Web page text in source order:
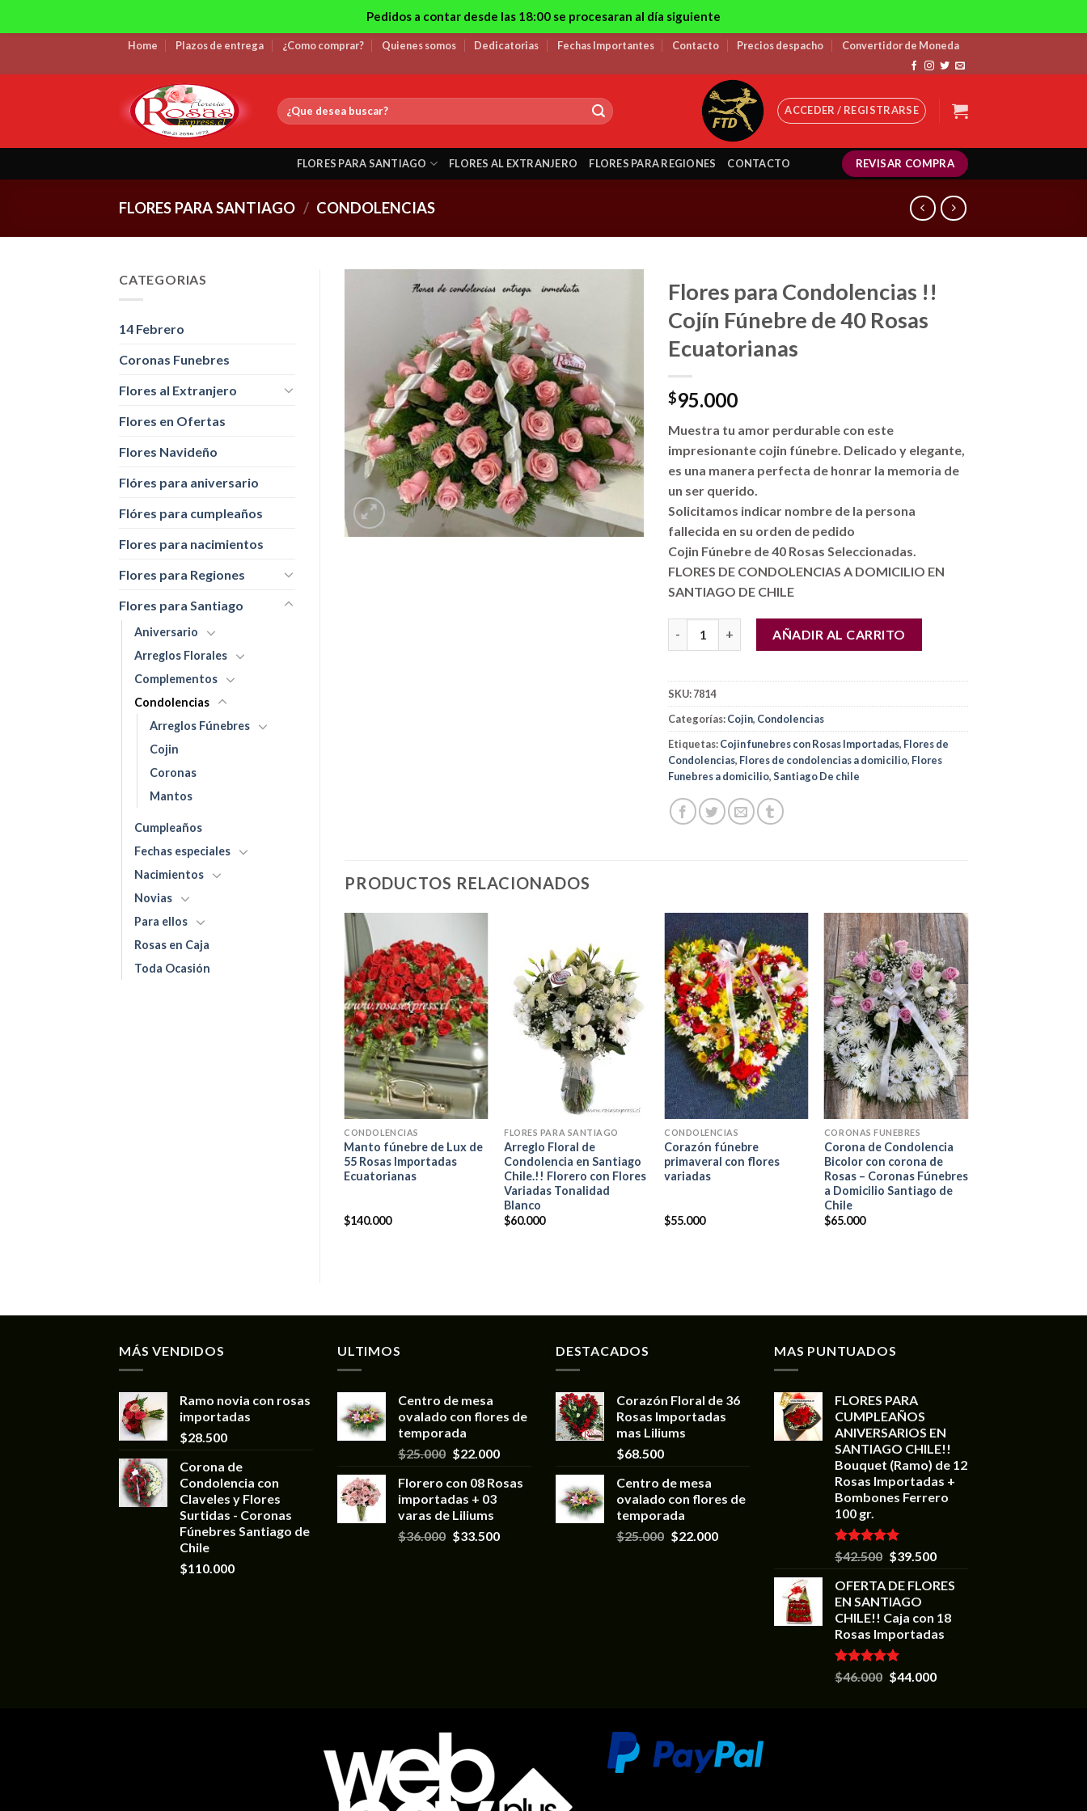
Home Plazos de entrega ¿Como comprar? Quienes somos Dedicatorias Fechas Importantes Contacto Precios despacho Convertidor de Moneda
Buscar
por:
ACCEDER / REGISTRARSE
FLORES PARA SANTIAGO FLORES AL EXTRANJERO FLORES PARA REGIONES CONTACTO REVISAR COMPRA
FLORES PARA SANTIAGO / CONDOLENCIAS
CATEGORIAS
14 Febrero
Coronas Funebres
Flores al Extranjero
Flores en Ofertas
Flores Navideño
Flóres para aniversario
Flóres para cumpleaños
Flores para nacimientos
Flores para Regiones
Flores para Santiago
Aniversario
Arreglos Florales
Complementos
Condolencias
Arreglos Fúnebres
Cojin
Coronas
Mantos
Cumpleaños
Fechas especiales
Nacimientos
Novias
Para ellos
Rosas en Caja
Toda Ocasión
Flores para Condolencias !!
Cojín Fúnebre de 40 Rosas
Ecuatorianas
$95.000
Muestra tu amor perdurable con este
impresionante cojin fúnebre. Delicado y elegante,
es una manera perfecta de honrar la memoria de
un ser querido.
Solicitamos indicar nombre de la persona
fallecida en su orden de pedido
Cojin Fúnebre de 40 Rosas Seleccionadas.
FLORES DE CONDOLENCIAS A DOMICILIO EN
SANTIAGO DE CHILE
Flores para Condolencias !! Cojín Fúnebre de 40 Rosas Ecuatorianas
AÑADIR AL CARRITO
SKU:7814
Categorías:Cojin, Condolencias
Etiquetas:Cojin funebres con Rosas Importadas, Flores de
Condolencias, Flores de condolencias a domicilio, Flores
Funebres a domicilio,Santiago De chile
PRODUCTOS RELACIONADOS
+
CONDOLENCIAS
Manto fúnebre de Lux de
55 Rosas Importadas
Ecuatorianas
$140.000
FLORES PARA SANTIAGO
Arreglo Floral de
Condolencia en Santiago
Chile.!! Florero con Flores
Variadas Tonalidad
Blanco
$60.000
CONDOLENCIAS
Corazón fúnebre
primaveral con flores
variadas
$55.000
+
CORONAS FUNEBRES
Corona de Condolencia
Bicolor con corona de
Rosas – Coronas Fúnebres
a Domicilio Santiago de
Chile
$65.000
MÁS VENDIDOS
Ramo novia con rosas
importadas
$28.500
Corona de
Condolencia con
Claveles y Flores
Surtidas - Coronas
Fúnebres Santiago de
Chile
$110.000
ULTIMOS
Centro de mesa
ovalado con flores de
temporada
$25.000 $22.000
Florero con 08 Rosas
importadas + 03
varas de Liliums
$36.000 $33.500
DESTACADOS
Corazón Floral de 36
Rosas Importadas
mas Liliums
$68.500
Centro de mesa
ovalado con flores de
temporada
$25.000 $22.000
MAS PUNTUADOS
FLORES PARA
CUMPLEAÑOS
ANIVERSARIOS EN
SANTIAGO CHILE!!
Bouquet (Ramo) de 12
Rosas Importadas +
Bombones Ferrero
100 gr.
Valorado en
5.00
$42.500 $39.500
OFERTA DE FLORES
EN SANTIAGO
CHILE!! Caja con 18
Rosas Importadas
Valorado en
5.00
$46.000 $44.000
Pedidos a contar desde las 18:00 se procesaran al día siguiente